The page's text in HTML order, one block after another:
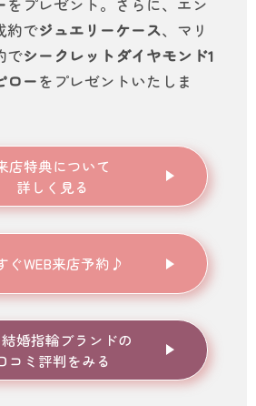
をプレゼント。さらに、エン
約でジュエリーケース、マリ
でシークレットダイヤモンド1
ローをプレゼントいたしま
店特典について
詳しく見る
ぐWEB来店予約♪
婚指輪ブランドの
コミ評判をみる